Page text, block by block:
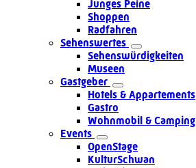
Junges Peine
Shoppen
Radfahren
Sehenswertes
Sehenswürdigkeiten
Museen
Gastgeber
Hotels & Appartements
Gastro
Wohnmobil & Camping
Events
OpenStage
KulturSchwan